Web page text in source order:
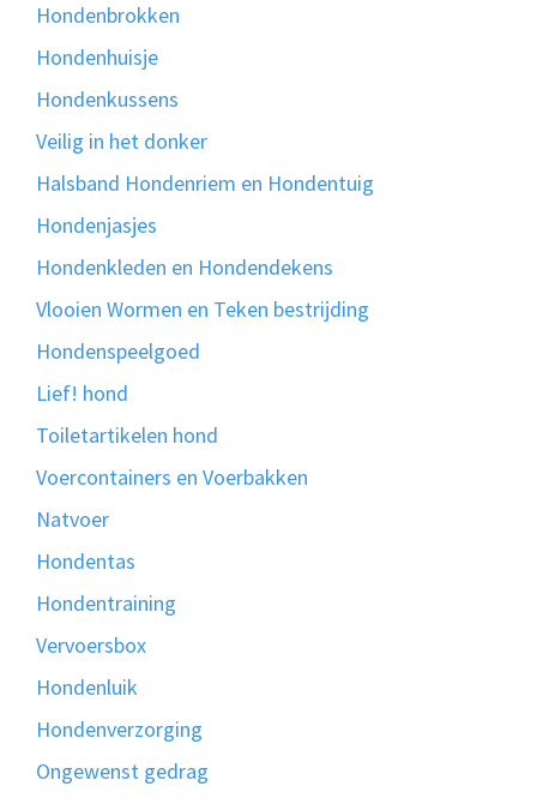
Hondenbrokken
Hondenhuisje
Hondenkussens
Veilig in het donker
Halsband Hondenriem en Hondentuig
Hondenjasjes
Hondenkleden en Hondendekens
Vlooien Wormen en Teken bestrijding
Hondenspeelgoed
Lief! hond
Toiletartikelen hond
Voercontainers en Voerbakken
Natvoer
Hondentas
Hondentraining
Vervoersbox
Hondenluik
Hondenverzorging
Ongewenst gedrag